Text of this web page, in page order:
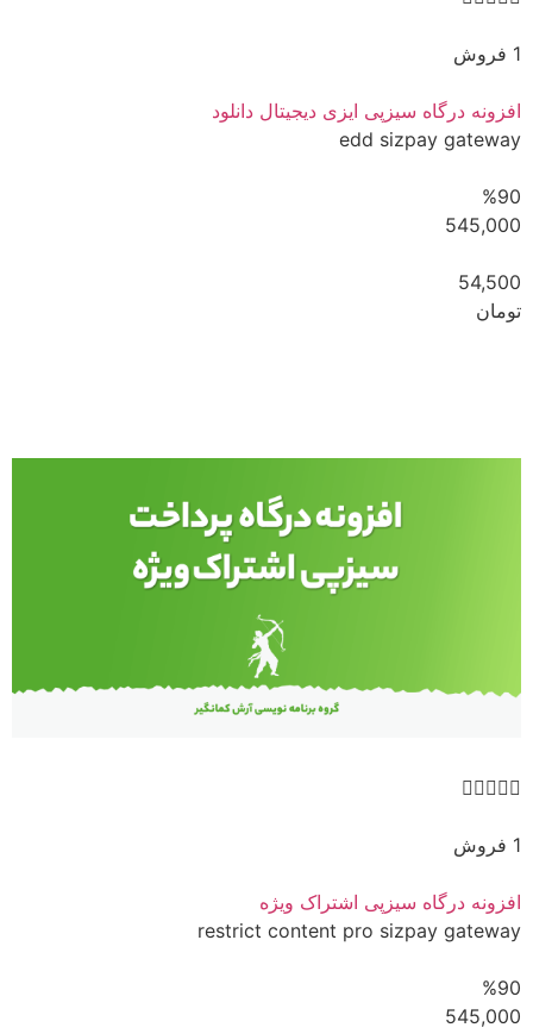
1 فروش
افزونه درگاه سیزپی ایزی دیجیتال دانلود
edd sizpay gateway
%90
545,000
54,500
تومان

1 فروش
افزونه درگاه سیزپی اشتراک ویژه
restrict content pro sizpay gateway
%90
545,000